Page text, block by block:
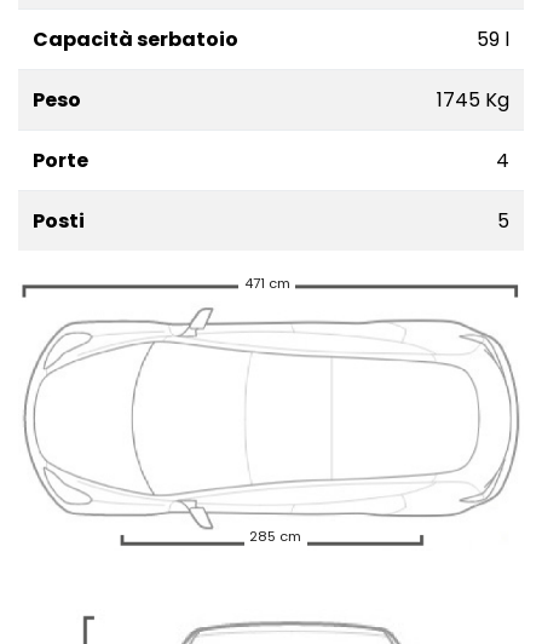
Capacità serbatoio 59 l
Peso 1745 Kg
Porte 4
Posti 5
471 cm
285 cm